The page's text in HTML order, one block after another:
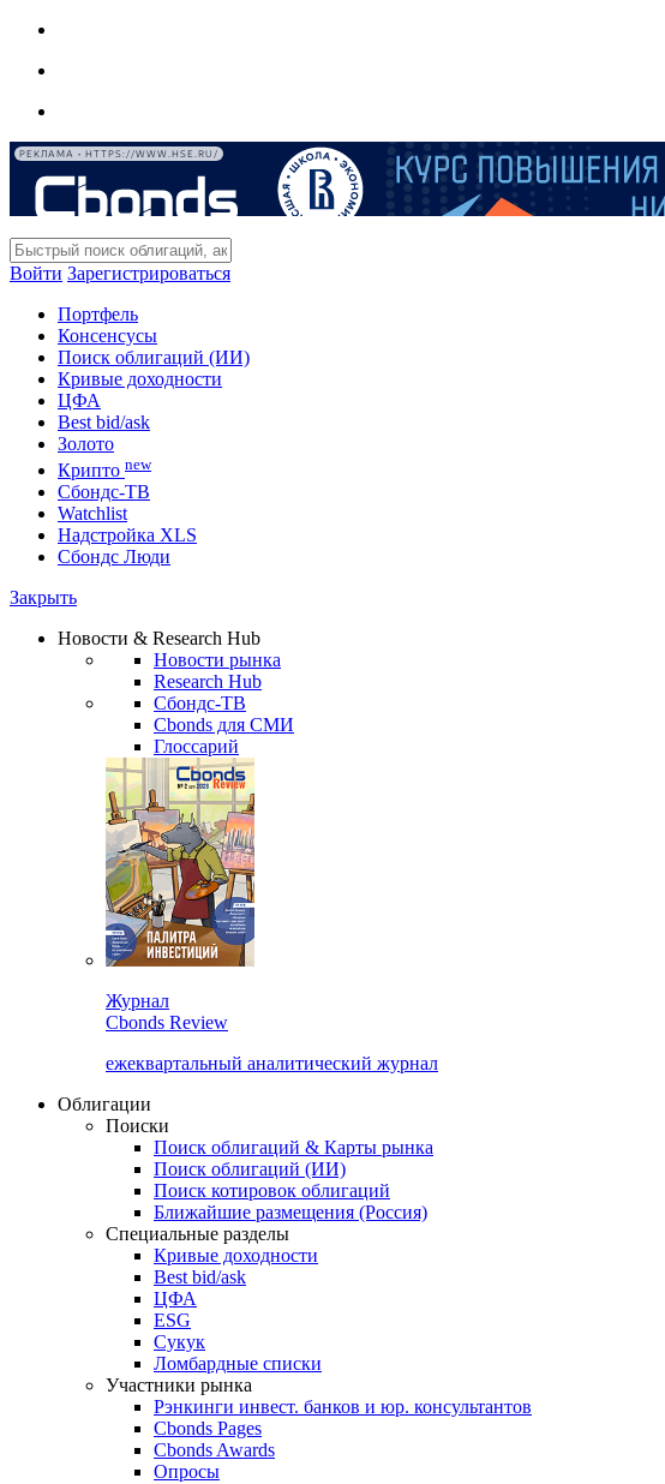
РЕКЛАМА • HTTPS://WWW.HSE.RU/
Войти Зарегистрироваться
Портфель
Консенсусы
Поиск облигаций (ИИ)
Кривые доходности
ЦФА
Best bid/ask
Золото
Крипто new
Сбондс-ТВ
Watchlist
Надстройка XLS
Сбондс Люди
Закрыть
Новости & Research Hub
Новости рынка
Research Hub
Сбондс-ТВ
Cbonds для СМИ
Глоссарий
Журнал
Cbonds Review
ежеквартальный аналитический журнал
Облигации
Поиски
Поиск облигаций & Карты рынка
Поиск облигаций (ИИ)
Поиск котировок облигаций
Ближайшие размещения (Россия)
Специальные разделы
Кривые доходности
Best bid/ask
ЦФА
ESG
Сукук
Ломбардные списки
Участники рынка
Рэнкинги инвест. банков и юр. консультантов
Cbonds Pages
Cbonds Awards
Опросы